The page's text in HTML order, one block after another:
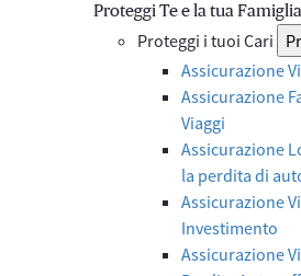
Proteggi Te e la tua Famiglia
Proteggi i tuoi Cari
Assicurazione
Assicurazione
Viaggi
Assicurazione
la perdita di
Assicurazione
Investimento
Assicurazione